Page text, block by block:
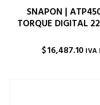
SNAPON |
TORQUE DIGITAL
$16,487.10 IVA